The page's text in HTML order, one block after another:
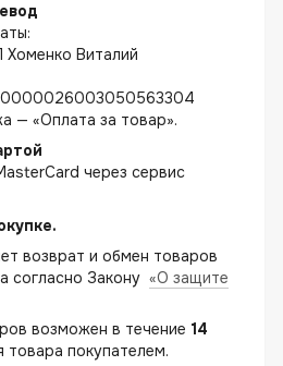
Виталий
— «Оплата за товар».
через сервис
возврат и обмен товаров
согласно Закону «О защите
возможен в течение 14
товара покупателем.